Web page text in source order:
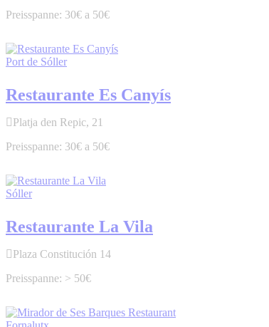
30€ a 50€
Port de Sóller
Restaurante Es Canyís
Platja den Repic, 21
30€ a 50€
Sóller
Restaurante La Vila
Plaza Constitución 14
> 50€